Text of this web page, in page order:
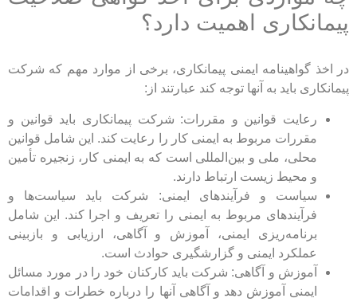
پیمانکاری اهمیت دارد؟
در اخذ گواهینامه ایمنی پیمانکاری، برخی از موارد مهم که شرکت
پیمانکاری باید به آنها توجه کند عبارتند از:
رعایت قوانین و مقررات: شرکت پیمانکاری باید قوانین و
مقررات مربوط به ایمنی کار را رعایت کند. این شامل قوانین
محلی، ملی و بین‌المللی است که به ایمنی کار، زنجیره تأمین
و محیط زیست ارتباط دارند.
سیاست و فرآیندهای ایمنی: شرکت باید سیاست‌ها و
فرآیندهای مربوط به ایمنی را تعریف و اجرا کند. این شامل
برنامه‌ریزی ایمنی، آموزش و آگاهی، ارزیابی و بازبینی
عملکرد ایمنی و گزارشگیری حوادث است.
آموزش و آگاهی: شرکت باید کارکنان خود را در مورد مسائل
ایمنی آموزش دهد و آگاهی آنها را درباره خطرات و اقدامات